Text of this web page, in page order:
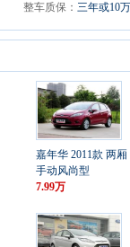
整车质保： 三年或10
嘉年华 2011款 两厢
手动风尚型
7.99万